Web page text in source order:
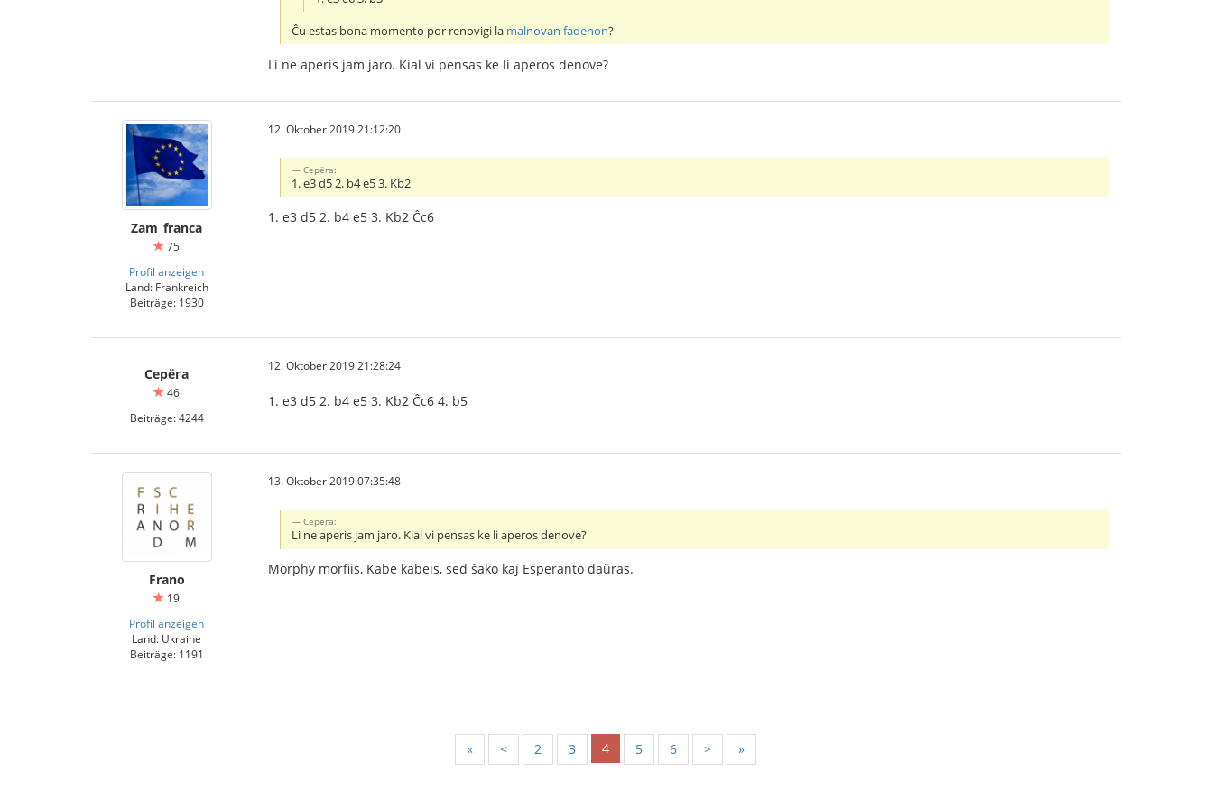
Ĉu estas bona momento por renovigi la malnovan fadenon?
Li ne aperis jam jaro. Kial vi pensas ke li aperos denove?
Zam_franca
75
Profil anzeigen
Land: Frankreich
Beiträge: 1930
12. Oktober 2019 21:12:20
Серёга:
1. e3 d5 2. b4 e5 3. Kb2
1. e3 d5 2. b4 e5 3. Kb2 Ĉc6
Серёга
46
Beiträge: 4244
12. Oktober 2019 21:28:24
1. e3 d5 2. b4 e5 3. Kb2 Ĉc6 4. b5
Frano
19
Profil anzeigen
Land: Ukraine
Beiträge: 1191
13. Oktober 2019 07:35:48
Серёга:
Li ne aperis jam jaro. Kial vi pensas ke li aperos denove?
Morphy morfiis, Kabe kabeis, sed ŝako kaj Esperanto daŭras.
« < 2 3 4 5 6 > »